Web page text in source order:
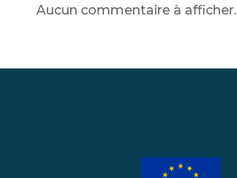
Aucun commentaire à afficher.